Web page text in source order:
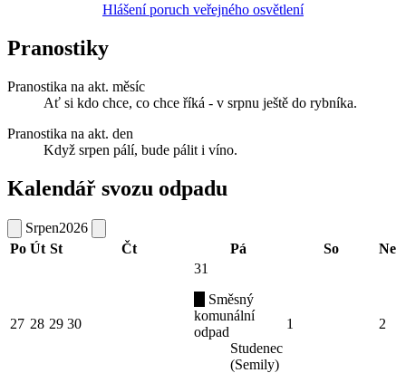
Hlášení poruch veřejného osvětlení
Pranostiky
Pranostika na akt. měsíc
Ať si kdo chce, co chce říká - v srpnu ještě do rybníka.
Pranostika na akt. den
Když srpen pálí, bude pálit i víno.
Kalendář svozu odpadu
Srpen2026
Po Út St Čt Pá So Ne
27 28 29 30
31
Směsný
komunální
odpad
Studenec
(Semily)
1 2